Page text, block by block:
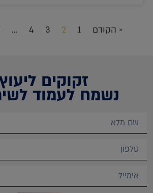
« הקודם 1
2
3
4
…
זקוקים
נשמח לעמוד